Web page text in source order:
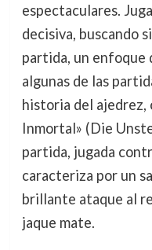
espectaculares.
decisiva, buscando
partida, un enfoque
algunas de las
historia del ajedrez,
Inmortal» (Die
partida, jugada
caracteriza por un
brillante ataque al
jaque mate.